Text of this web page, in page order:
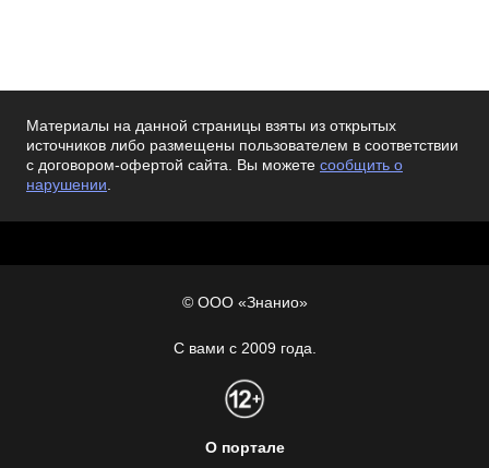
Материалы на данной страницы взяты из открытых
источников либо размещены пользователем в соответствии
с договором-офертой сайта. Вы можете сообщить о
нарушении.
© ООО «Знанио»
С вами с 2009 года.
О портале